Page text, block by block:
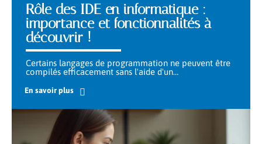
Rôle des IDE en informatique :
importance et fonctionnalités à
découvrir !
Certains langages de programmation ne peuvent être
compilés efficacement sans l'aide d'un…
En savoir plus